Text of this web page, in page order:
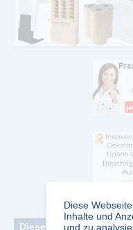
Dieser Verlag
Diese
Inhalte und
und zu